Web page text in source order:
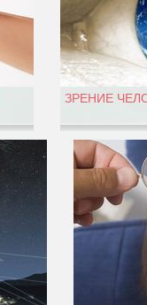
ЗРЕНИЕ